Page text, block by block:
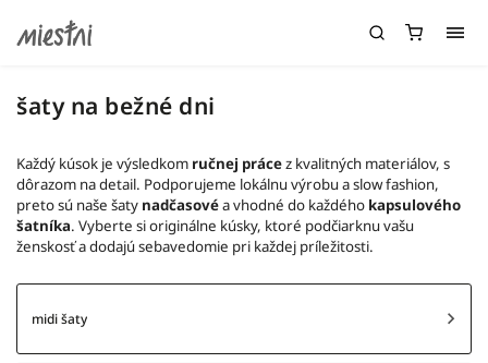
šaty na bežné dni
Každý kúsok je výsledkom ručnej prácez kvalitných materiálov, s
dôrazom na detail. Podporujeme lokálnu výrobu a slow fashion,
preto sú naše šaty nadčasovéa vhodné do každého kapsulového
šatníka. Vyberte si originálne kúsky, ktoré podčiarknu vašu
ženskosť a dodajú sebavedomie pri každej príležitosti.
midi šaty